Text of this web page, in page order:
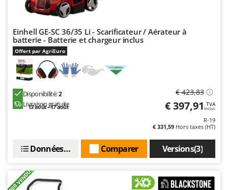
Master
Mastercook
Masterpro
McCulloch
MCH
Michelin
Mille
More than chef
MOVA
Einhell GE-SC 36/35 Li - Scarificateur / Aérateur à
batterie - Batterie et chargeur inclus
Offert par AgriEuro
Disponibilité:2
Livraison gratuite
13 août - 17 août
€ 423,83
€ 397,91 TVA
Inclus
R-19
€ 331,59 Hors taxes (HT)
Versions(3)
Comparer
Données techniques
+2000 VENDUS